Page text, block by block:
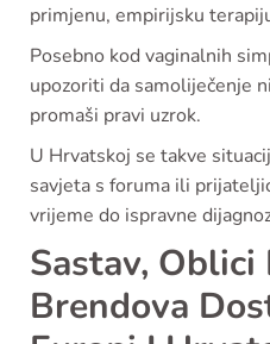
primjenu, empirijsku
Posebno kod vaginalnih
upozoriti da samoliječenje
promaši pravi uzrok.
U Hrvatskoj se takve
savjeta s foruma ili
vrijeme do ispravne
Sastav, Oblici
Brendova